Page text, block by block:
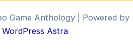
Game Anthology | Powered by
WordPress Astra